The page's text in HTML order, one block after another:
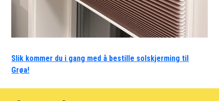
Slik kommer du i gang med å bestille solskjerming til
Grøa!